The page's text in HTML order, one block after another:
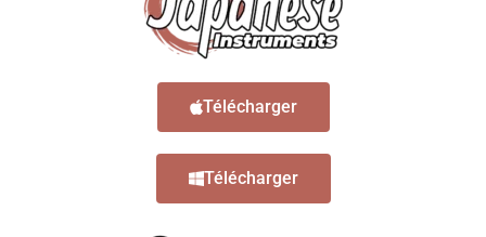
Télécharger
Télécharger